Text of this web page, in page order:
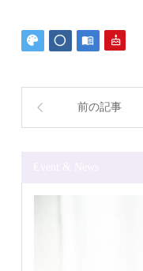
前の記事